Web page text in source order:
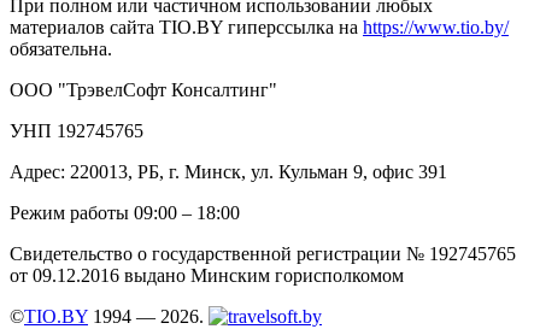
При полном или частичном использовании любых
материалов сайта TIO.BY гиперссылка на https://www.tio.by/
обязательна.
ООО "ТрэвелСофт Консалтинг"
УНП 192745765
Адрес: 220013, РБ, г. Минск, ул. Кульман 9, офис 391
Режим работы 09:00 – 18:00
Свидетельство о государственной регистрации № 192745765
от 09.12.2016 выдано Минским горисполкомом
©TIO.BY 1994 — 2026.